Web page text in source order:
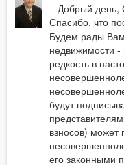
Добрый день,
Спасибо, что
Будем рады
недвижимости
редкость в
будут
взносов) может
его законными